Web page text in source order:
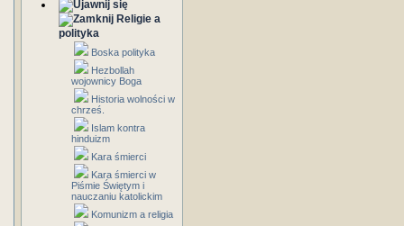
Religie a
polityka
Boska polityka
Hezbollah
wojownicy Boga
Historia wolności w
chrześ.
Islam kontra
hinduizm
Kara śmierci
Kara śmierci w
Piśmie Świętym i
nauczaniu katolickim
Komunizm a religia